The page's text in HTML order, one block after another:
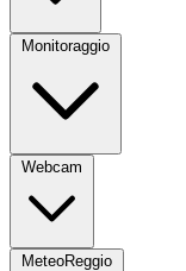
Monitoraggio
Webcam
MeteoReggio